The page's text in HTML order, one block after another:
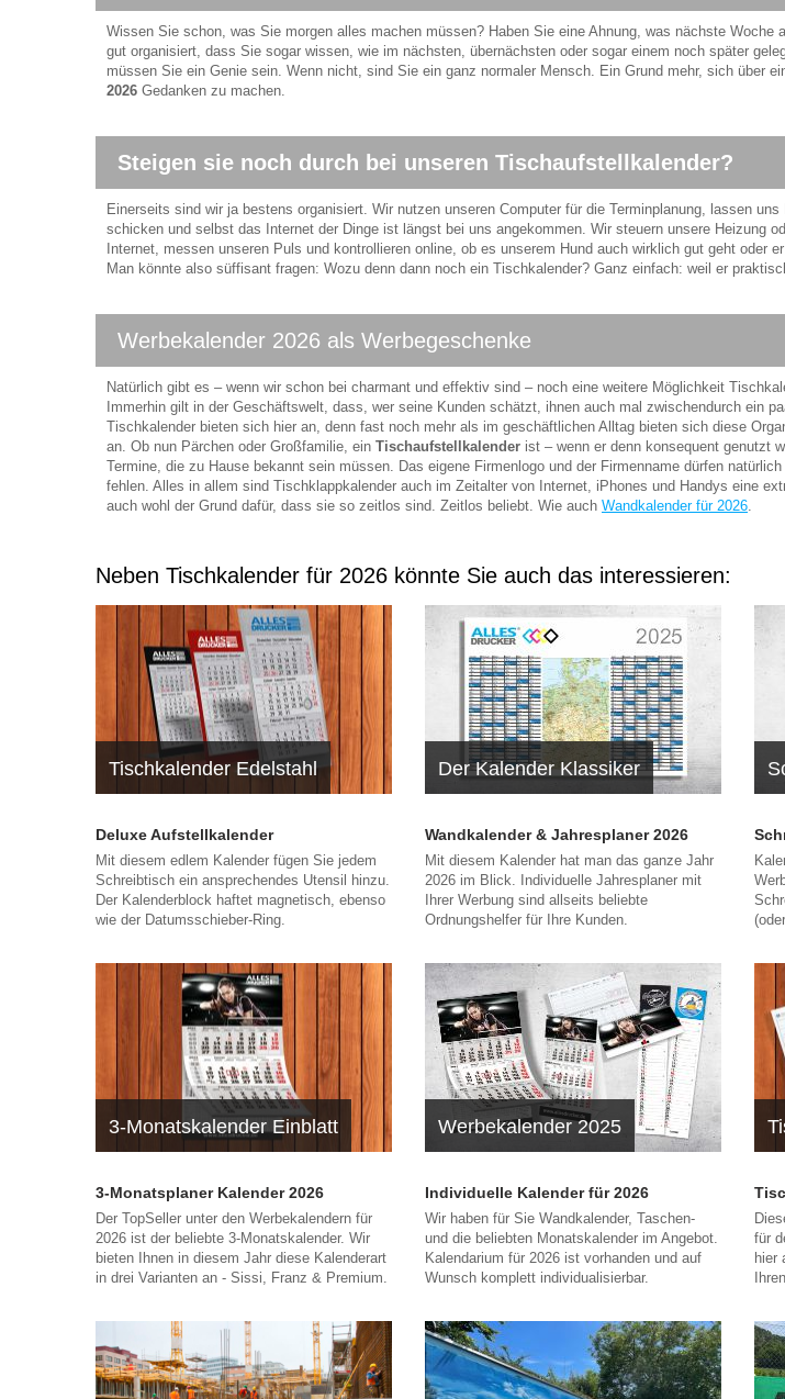
Wissen Sie schon, was Sie morgen alles machen müssen? Haben Sie eine Ahnung, was nächste Woche
gut organisiert, dass Sie sogar wissen, wie im nächsten, übernächsten oder sogar einem noch später
müssen Sie ein Genie sein. Wenn nicht, sind Sie ein ganz normaler Mensch. Ein Grund mehr, sich über
2026 Gedanken zu machen.
Steigen sie noch durch bei unseren Tischaufstellkalender?
Einerseits sind wir ja bestens organisiert. Wir nutzen unseren Computer für die Terminplanung, lassen
schicken und selbst das Internet der Dinge ist längst bei uns angekommen. Wir steuern unsere Heizung
Internet, messen unseren Puls und kontrollieren online, ob es unserem Hund auch wirklich gut geht oder
Man könnte also süffisant fragen: Wozu denn dann noch ein Tischkalender? Ganz einfach: weil er
Werbekalender 2026 als Werbegeschenke
Natürlich gibt es – wenn wir schon bei charmant und effektiv sind – noch eine weitere Möglichkeit
Immerhin gilt in der Geschäftswelt, dass, wer seine Kunden schätzt, ihnen auch mal zwischendurch ein
Tischkalender bieten sich hier an, denn fast noch mehr als im geschäftlichen Alltag bieten sich diese
an. Ob nun Pärchen oder Großfamilie, ein Tischaufstellkalender ist – wenn er denn konsequent genutzt
Termine, die zu Hause bekannt sein müssen. Das eigene Firmenlogo und der Firmenname dürfen
fehlen. Alles in allem sind Tischklappkalender auch im Zeitalter von Internet, iPhones und Handys eine
auch wohl der Grund dafür, dass sie so zeitlos sind. Zeitlos beliebt. Wie auch Wandkalender für 2026
Neben Tischkalender für 2026 könnte Sie auch das interessieren:
Tischkalender Edelstahl
Deluxe Aufstellkalender
Mit diesem edlem Kalender fügen Sie jedem
Schreibtisch ein ansprechendes Utensil hinzu.
Der Kalenderblock haftet magnetisch, ebenso
wie der Datumsschieber-Ring.
Der Kalender Klassiker
Wandkalender & Jahresplaner 2026
Mit diesem Kalender hat man das ganze Jahr
2026 im Blick. Individuelle Jahresplaner mit
Ihrer Werbung sind allseits beliebte
Ordnungshelfer für Ihre Kunden.
3-Monatskalender Einblatt
3-Monatsplaner Kalender 2026
Der TopSeller unter den Werbekalendern für
2026 ist der beliebte 3-Monatskalender. Wir
bieten Ihnen in diesem Jahr diese Kalenderart
in drei Varianten an - Sissi, Franz & Premium.
Werbekalender 2025
Individuelle Kalender für 2026
Wir haben für Sie Wandkalender, Taschen-
und die beliebten Monatskalender im Angebot.
Kalendarium für 2026 ist vorhanden und auf
Wunsch komplett individualisierbar.
für
hier